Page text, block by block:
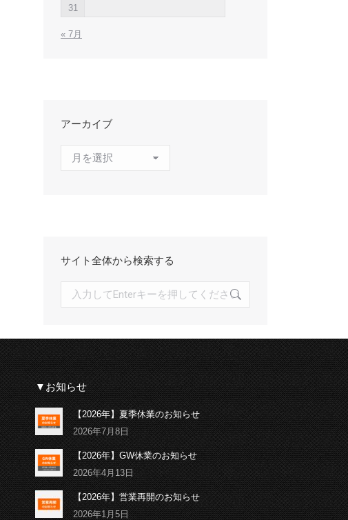
31
« 7月
アーカイブ
サイト全体から検索する
▼お知らせ
【2026年】夏季休業のお知らせ
2026年7月8日
【2026年】GW休業のお知らせ
2026年4月13日
【2026年】営業再開のお知らせ
2026年1月5日